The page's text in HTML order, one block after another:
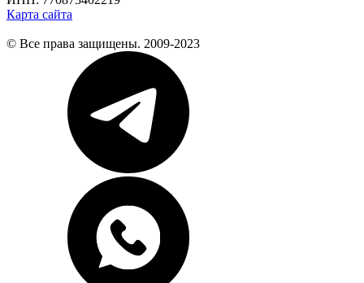
Карта сайта
© Все права защищены. 2009-2023